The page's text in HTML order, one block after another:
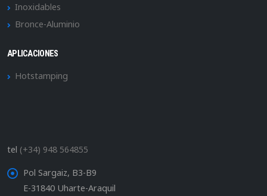
Inoxidables
Bronce-Aluminio
APLICACIONES
Hotstamping
tel (+34) 948 564855
Pol Sargaiz, B3-B9
E-31840 Uharte-Araquil